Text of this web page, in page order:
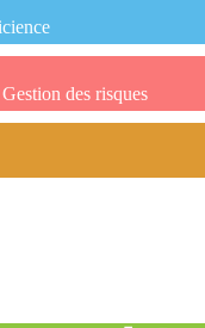
des risques